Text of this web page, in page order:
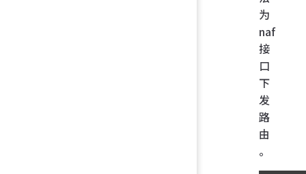
为
naf
接
口
下
发
路
由
。